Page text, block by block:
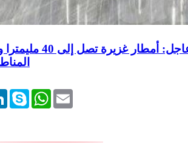
عاجل: أمطار
LinkedInSkype WhatsApp